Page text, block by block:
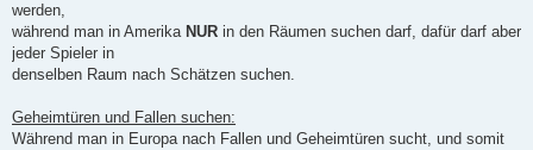
werden,
während man in Amerika NUR in den Räumen suchen darf, dafür darf aber
jeder Spieler in
denselben Raum nach Schätzen suchen.
Geheimtüren und Fallen suchen:
Während man in Europa nach Fallen und Geheimtüren sucht, und somit